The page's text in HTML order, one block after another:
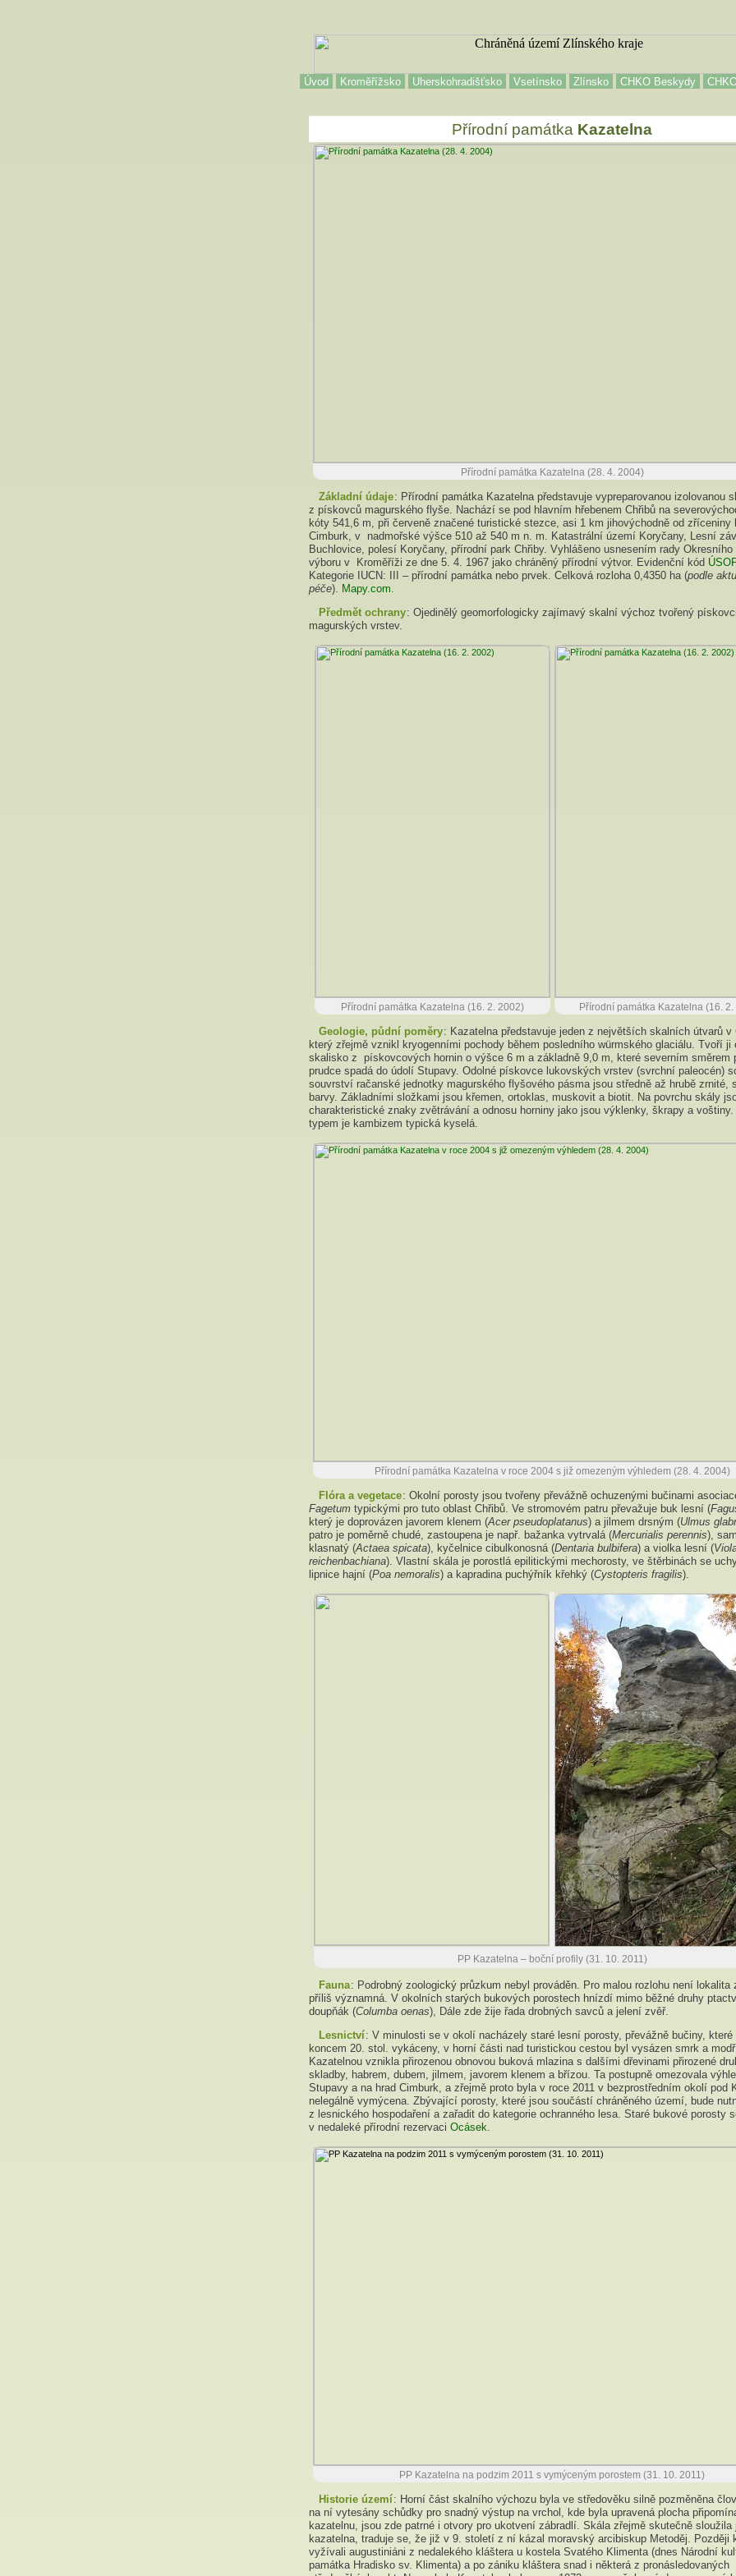
Úvod Kroměřížsko Uherskohradišťsko Vsetínsko Zlínsko CHKO Beskydy
Přírodní památka Kazatelna
Přírodní památka Kazatelna (28. 4. 2004)
Základní údaje: Přírodní památka Kazatelna představuje vypreparovanou izolovanou
z pískovců magurského flyše. Nachází se pod hlavním hřebenem Chřibů na
kóty 541,6 m, při červeně značené turistické stezce, asi 1 km jihovýchodně od zříceniny
Cimburk, v nadmořské výšce 510 až 540 m n. m. Katastrální území Koryčany, Lesní
Buchlovice, polesí Koryčany, přírodní park Chřiby. Vyhlášeno usnesením rady Okresního
výboru v Kroměříži ze dne 5. 4. 1967 jako chráněný přírodní výtvor. Evidenční kód
Kategorie IUCN: III – přírodní památka nebo prvek. Celková rozloha 0,4350 ha (podle
péče). Mapy.com.
Předmět ochrany: Ojedinělý geomorfologicky zajímavý skalní výchoz tvořený pískovci
magurských vrstev.
Přírodní památka Kazatelna (16. 2. 2002) Přírodní památka Kazatelna (16.
Geologie, půdní poměry: Kazatelna představuje jeden z největších skalních útvarů v
který zřejmě vznikl kryogenními pochody během posledního würmského glaciálu. Tvoří ji
skalisko z pískovcových hornin o výšce 6 m a základně 9,0 m, které severním směrem
prudce spadá do údolí Stupavy. Odolné pískovce lukovských vrstev (svrchní paleocén)
souvrství račanské jednotky magurského flyšového pásma jsou středně až hrubě zrnité,
barvy. Základními složkami jsou křemen, ortoklas, muskovit a biotit. Na povrchu skály
charakteristické znaky zvětrávání a odnosu horniny jako jsou výklenky, škrapy a voštiny.
typem je kambizem typická kyselá.
Přírodní památka Kazatelna v roce 2004 s již omezeným výhledem (28. 4. 2004)
Flóra a vegetace: Okolní porosty jsou tvořeny převážně ochuzenými bučinami
Fagetum typickými pro tuto oblast Chřibů. Ve stromovém patru převažuje buk lesní (
který je doprovázen javorem klenem (Acer pseudoplatanus) a jilmem drsným (Ulmus
patro je poměrně chudé, zastoupena je např. bažanka vytrvalá (Mercurialis perennis),
klasnatý (Actaea spicata), kyčelnice cibulkonosná (Dentaria bulbifera) a violka lesní (
reichenbachiana). Vlastní skála je porostlá epilitickými mechorosty, ve štěrbinách se
lipnice hajní (Poa nemoralis) a kapradina puchýřník křehký (Cystopteris fragilis).
PP Kazatelna – boční profily (31. 10. 2011)
Fauna: Podrobný zoologický průzkum nebyl prováděn. Pro malou rozlohu není lokalita
příliš významná. V okolních starých bukových porostech hnízdí mimo běžné druhy
doupňák (Columba oenas), Dále zde žije řada drobných savců a jelení zvěř.
Lesnictví : V minulosti se v okolí nacházely staré lesní porosty, převážně bučiny, které
koncem 20. stol. vykáceny, v horní části nad turistickou cestou byl vysázen smrk a
Kazatelnou vznikla přirozenou obnovou buková mlazina s dalšími dřevinami přirozené
skladby, habrem, dubem, jilmem, javorem klenem a břízou. Ta postupně omezovala
Stupavy a na hrad Cimburk, a zřejmě proto byla v roce 2011 v bezprostředním okolí pod
nelegálně vymýcena. Zbývající porosty, které jsou součástí chráněného území, bude
z lesnického hospodaření a zařadit do kategorie ochranného lesa. Staré bukové porosty
v nedaleké přírodní rezervaci Ocásek.
PP Kazatelna na podzim 2011 s vymýceným porostem (31. 10. 2011)
Historie území : Horní část skalního výchozu byla ve středověku silně pozměněna
na ní vytesány schůdky pro snadný výstup na vrchol, kde byla upravená plocha
kazatelnu, jsou zde patrné i otvory pro ukotvení zábradlí. Skála zřejmě skutečně sloužila
kazatelna, traduje se, že již v 9. století z ní kázal moravský arcibiskup Metoděj. Později
vyžívali augustiniáni z nedalekého kláštera u kostela Svatého Klimenta (dnes Národní
památka Hradisko sv. Klimenta) a po zániku kláštera snad i některá z pronásledovaných